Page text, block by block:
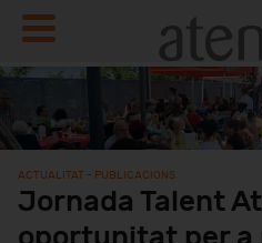
ACTUALITAT - PUBLICACIONS
Jornada Talent